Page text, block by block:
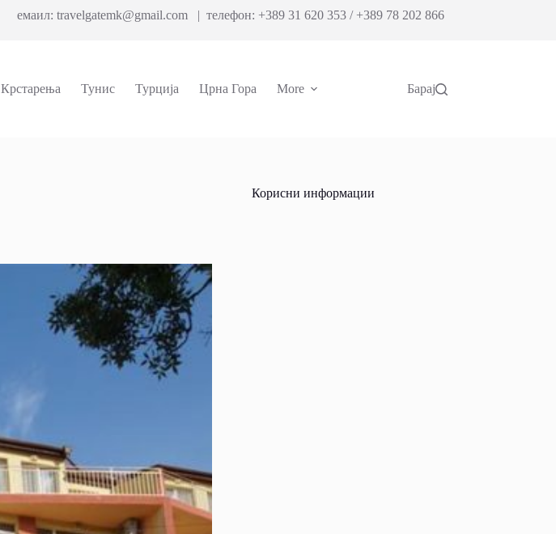
емаил: travelgatemk@gmail.com | телефон: +389 31 620 353 / +389 78 202 866
Крстарења Тунис Турција Црна Гора More Барај
Корисни информации